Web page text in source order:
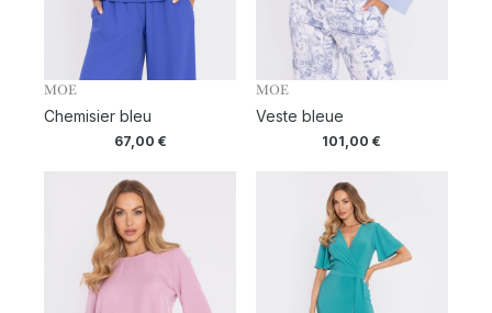
MOE
Chemisier bleu
67,00 €
MOE
Veste bleue
101,00€